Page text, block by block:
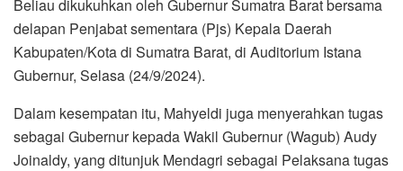
Beliau dikukuhkan oleh Gubernur Sumatra Barat bersama
delapan Penjabat sementara (Pjs) Kepala Daerah
Kabupaten/Kota di Sumatra Barat, di Auditorium Istana
Gubernur, Selasa (24/9/2024).
Dalam kesempatan itu, Mahyeldi juga menyerahkan tugas
sebagai Gubernur kepada Wakil Gubernur (Wagub) Audy
Joinaldy, yang ditunjuk Mendagri sebagai Pelaksana tugas